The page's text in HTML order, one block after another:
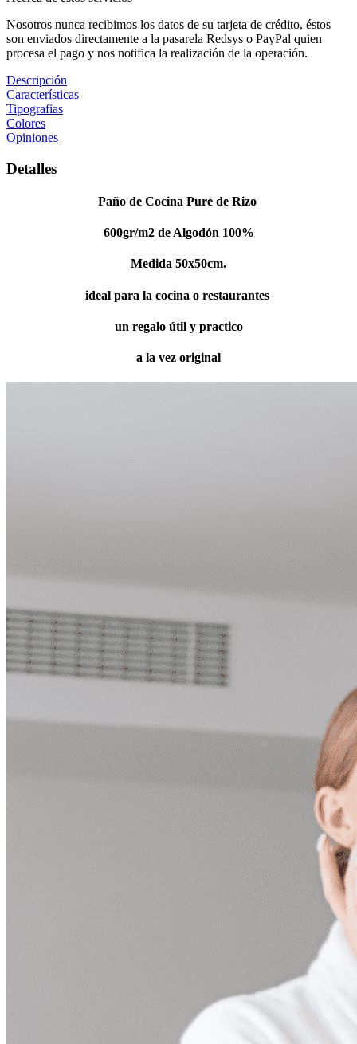
Nosotros nunca recibimos los datos de su tarjeta de crédito, éstos
son enviados directamente a la pasarela Redsys o PayPal quien
procesa el pago y nos notifica la realización de la operación.
Descripción
Características
Tipografias
Colores
Opiniones
Detalles
Paño de Cocina Pure de Rizo
600gr/m2 de Algodón 100%
Medida 50x50cm.
ideal para la cocina o restaurantes
un regalo útil y practico
a la vez original